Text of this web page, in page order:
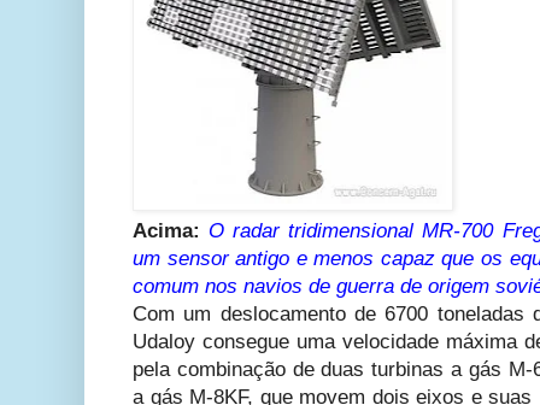
Acima: O radar tridimensional MR-700
um sensor antigo e menos capaz que os
comum nos navios de guerra de origem
Com um deslocamento de 6700 toneladas
Udaloy consegue uma velocidade máxima
pela combinação de duas turbinas a gás
a gás M-8KF, que movem dois eixos e